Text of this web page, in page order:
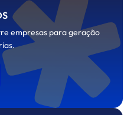
empresas para geração